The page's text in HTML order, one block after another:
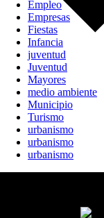
Empleo
Empresas
Fiestas
Infancia
juventud
Juventud
Mayores
medio ambiente
Municipio
Turismo
urbanismo
urbanismo
urbanismo